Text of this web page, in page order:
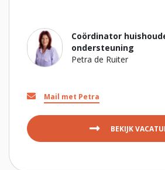
Coördinator
ondersteuning
Petra de Ruiter
BEKIJK
Mail met Petra